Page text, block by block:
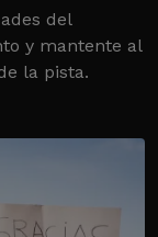
del
y mantente al
la pista.